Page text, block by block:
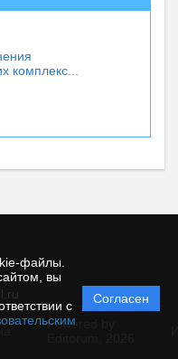
файлы.
вы
с
Согласен
комплекс...
Powered by